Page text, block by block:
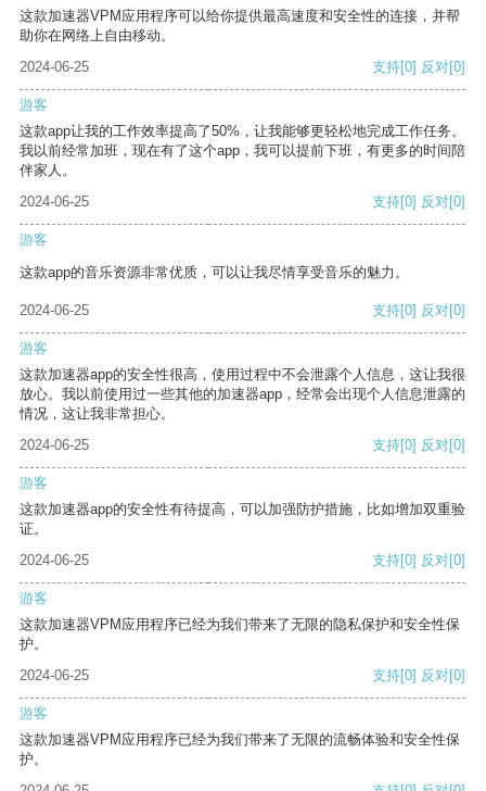
这款加速器VPM应用程序可以给你提供最高速度和安全性的连接，并帮
助你在网络上自由移动。
2024-06-25
支持[0] 反对[0]
游客
这款app让我的工作效率提高了50%，让我能够更轻松地完成工作任务。
我以前经常加班，现在有了这个app，我可以提前下班，有更多的时间陪
伴家人。
2024-06-25
支持[0] 反对[0]
游客
这款app的音乐资源非常优质，可以让我尽情享受音乐的魅力。
2024-06-25 支持[0] 反对[0]
游客
这款加速器app的安全性很高，使用过程中不会泄露个人信息，这让我很
放心。我以前使用过一些其他的加速器app，经常会出现个人信息泄露的
情况，这让我非常担心。
2024-06-25
支持[0] 反对[0]
游客
这款加速器app的安全性有待提高，可以加强防护措施，比如增加双重验
证。
2024-06-25
支持[0] 反对[0]
游客
这款加速器VPM应用程序已经为我们带来了无限的隐私保护和安全性保
护。
2024-06-25
支持[0] 反对[0]
游客
这款加速器VPM应用程序已经为我们带来了无限的流畅体验和安全性保
护。